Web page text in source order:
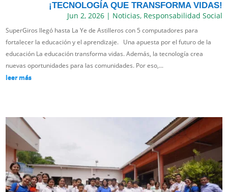
¡TECNOLOGÍA QUE TRANSFORMA VIDAS!
Jun 2, 2026| Noticias, Responsabilidad Social
SuperGiros llegó hasta La Ye de Astilleros con 5 computadores para
fortalecer la educación y el aprendizaje. Una apuesta por el futuro de la
educación La educación transforma vidas. Además, la tecnología crea
nuevas oportunidades para las comunidades. Por eso,...
leer más